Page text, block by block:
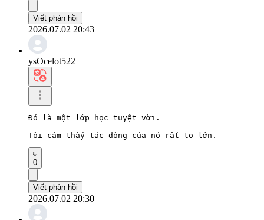
Viết phản hồi
2026.07.02 20:43
ysOcelot522
Đó là một lớp học tuyệt vời.
Tôi cảm thấy tác động của nó rất to lớn.
0
Viết phản hồi
2026.07.02 20:30